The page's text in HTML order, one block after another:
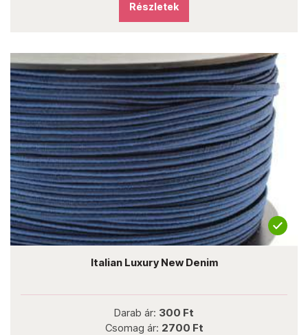
Részletek
Italian Luxury New Denim
Darab ár: 300 Ft
Csomag ár: 2700 Ft